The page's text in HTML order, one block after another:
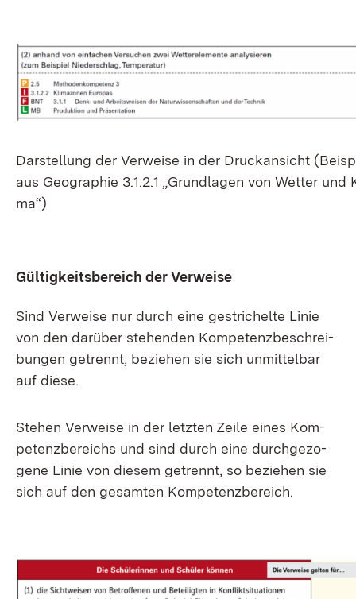
Dar­stel­lung der Ver­wei­se in der Druck­an­sicht
aus Geo­gra­phie 3.1.2.1 „Grund­la­gen von Wet­ter und
ma“)
Gül­tig­keits­be­reich der Ver­wei­se
Sind Ver­wei­se nur durch ei­ne ge­stri­chel­te Li­nie
von den dar­über ste­hen­den Kom­pe­tenz­be­schrei­
bun­gen ge­trennt, be­zie­hen sie sich un­mit­tel­bar
auf die­se.
Ste­hen Ver­wei­se in der letz­ten Zei­le ei­nes Kom­
pe­tenz­be­reichs und sind durch ei­ne durch­ge­zo­
ge­ne Li­nie von die­sem ge­trennt, so be­zie­hen sie
sich auf den ge­sam­ten Kom­pe­tenz­be­reich.